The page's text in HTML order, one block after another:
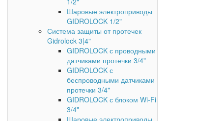
Шаровые электроприводы
GIDROLOCK 1/2"
Система защиты от протечек
Gidrolock 3|4"
GIDROLOCK с проводными
датчиками протечки 3/4"
GIDROLOCK с
беспроводными датчиками
протечки 3/4"
GIDROLOCK с блоком Wi-Fi
3/4"
Шаровые электроприводы